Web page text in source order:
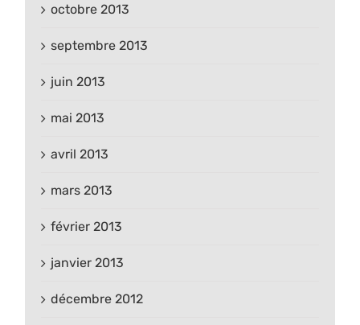
octobre 2013
septembre 2013
juin 2013
mai 2013
avril 2013
mars 2013
février 2013
janvier 2013
décembre 2012